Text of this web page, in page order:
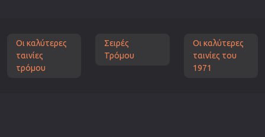
Οι καλύτερες
ταινίες
τρόμου
Σειρές
Τρόμου
Οι καλύτερες
ταινίες του
1971